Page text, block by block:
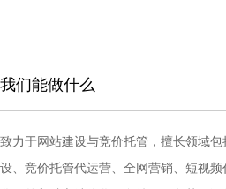
我们能做什么
致力于网站建设与竞价托管，擅长领域包
设、竞价托管代运营、全网营销、短视频